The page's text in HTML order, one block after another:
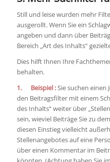
Still und leise wurden mehr
ausgerollt. Wenn Sie ein
angeben und dann über
Bereich „Art des Inhalts“
Dies hilft Ihnen Ihre
behalten.
1. Beispiel :Sie suchen einen
den Beitragsfilter mit einem
des Inhalts“ weiter über
sein, wieviel Beiträge Sie zu
diesen Einstieg vielleicht
Stellenangebotes auf eine
über einen Kommentar im